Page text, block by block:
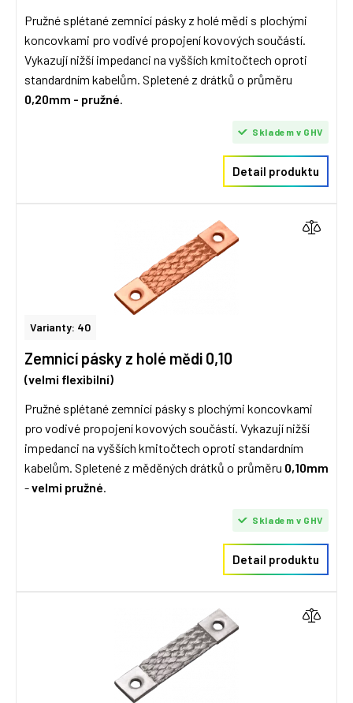
Pružné splétané zemnicí pásky z holé mědi s plochými
koncovkami pro vodivé propojení kovových součástí.
Vykazují nižší impedanci na vyšších kmitočtech oproti
standardním kabelům. Spletené z drátků o průměru
0,20mm - pružné
Skladem v GHV
Detail produktu
Varianty: 40
Zemnicí pásky z holé mědi 0,10
(velmi flexibilní)
Pružné splétané zemnicí pásky s plochými koncovkami
pro vodivé propojení kovových součástí. Vykazují nižší
impedanci na vyšších kmitočtech oproti standardním
kabelům. Spletené z měděných drátků o průměru 0,10mm
-velmi pružné
Skladem v GHV
Detail produktu